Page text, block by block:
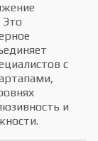
Это
с
и